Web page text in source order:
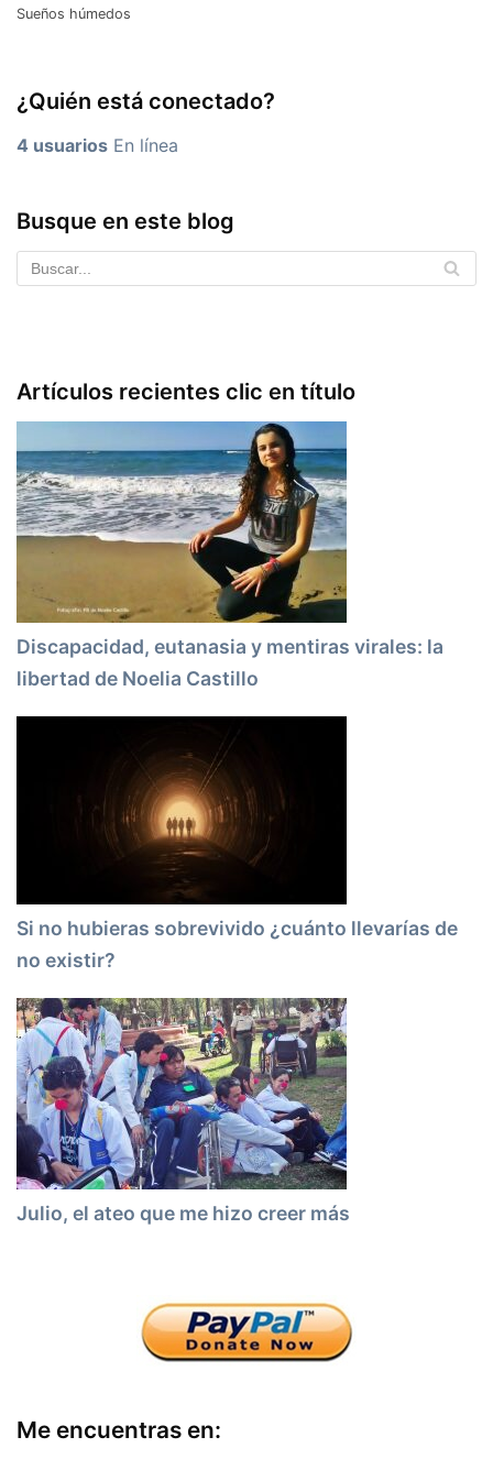
Sueños húmedos
¿Quién está conectado?
4 usuarios En línea
Busque en este blog
Artículos recientes clic en título
Discapacidad, eutanasia y mentiras virales: la
libertad de Noelia Castillo
Si no hubieras sobrevivido ¿cuánto llevarías de
no existir?
Julio, el ateo que me hizo creer más
Me encuentras en: